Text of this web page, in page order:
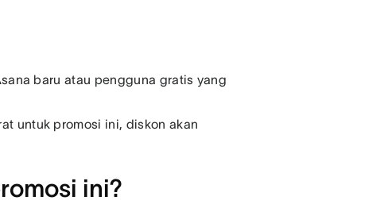
baru atau pengguna gratis yang
untuk promosi ini, diskon akan
ini?